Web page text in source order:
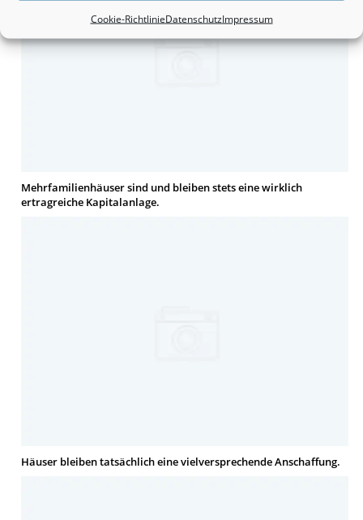
Cookie-RichtlinieDatenschutzImpressum
Mehrfamilienhäuser sind und bleiben stets eine wirklich
ertragreiche Kapitalanlage.
Häuser bleiben tatsächlich eine vielversprechende Anschaffung.